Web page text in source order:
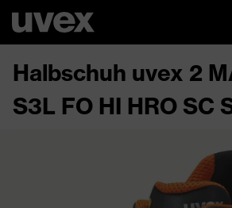
Halbschuh uvex 2
S3L FO HI HRO SC